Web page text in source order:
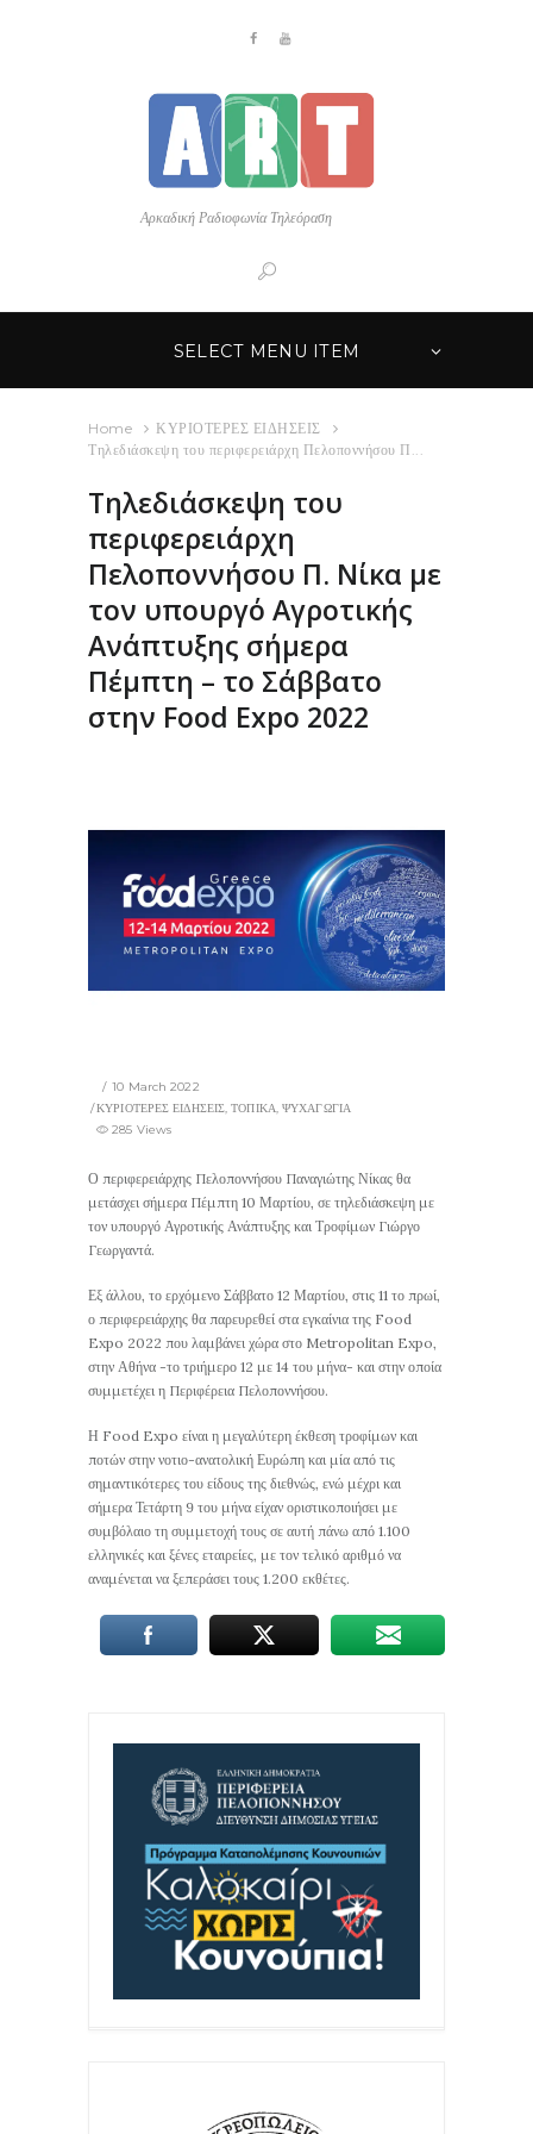
Αρκαδική Ραδιοφωνία Τηλεόραση
SELECT MENU ITEM
Home
ΚΥΡΙΟΤΕΡΕΣ ΕΙΔΗΣΕΙΣ
Τηλεδιάσκεψη του περιφερειάρχη Πελοποννήσου Π...
Τηλεδιάσκεψη του
περιφερειάρχη
Πελοποννήσου Π. Νίκα με
τον υπουργό Αγροτικής
Ανάπτυξης σήμερα
Πέμπτη – το Σάββατο
στην Food Expo 2022
10 March 2022
ΚΥΡΙΟΤΕΡΕΣ ΕΙΔΗΣΕΙΣ,ΤΟΠΙΚΑ,ΨΥΧΑΓΩΓΙΑ
285 Views
Ο περιφερειάρχης Πελοποννήσου Παναγιώτης Νίκας θα
μετάσχει σήμερα Πέμπτη 10 Μαρτίου, σε τηλεδιάσκεψη με
τον υπουργό Αγροτικής Ανάπτυξης και Τροφίμων Γιώργο
Γεωργαντά.
Εξ άλλου, το ερχόμενο Σάββατο 12 Μαρτίου, στις 11 το πρωί,
ο περιφερειάρχης θα παρευρεθεί στα εγκαίνια της Food
Expo 2022 που λαμβάνει χώρα στο Metropolitan Expo,
στην Αθήνα -το τριήμερο 12 με 14 του μήνα- και στην οποία
συμμετέχει η Περιφέρεια Πελοποννήσου.
Η Food Expo είναι η μεγαλύτερη έκθεση τροφίμων και
ποτών στην νοτιο-ανατολική Ευρώπη και μία από τις
σημαντικότερες του είδους της διεθνώς, ενώ μέχρι και
σήμερα Τετάρτη 9 του μήνα είχαν οριστικοποιήσει με
συμβόλαιο τη συμμετοχή τους σε αυτή πάνω από 1.100
ελληνικές και ξένες εταιρείες, με τον τελικό αριθμό να
αναμένεται να ξεπεράσει τους 1.200 εκθέτες.